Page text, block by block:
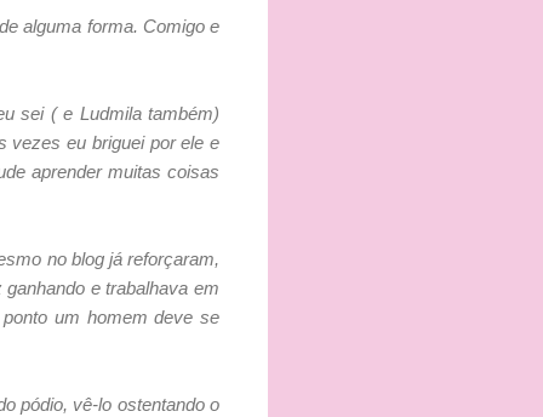
alguma forma. Comigo e
sei ( e Ludmila também)
vezes eu briguei por ele e
aprender muitas coisas
no blog já reforçaram,
e trabalhava em
um homem deve se
pódio, vê-lo ostentando o